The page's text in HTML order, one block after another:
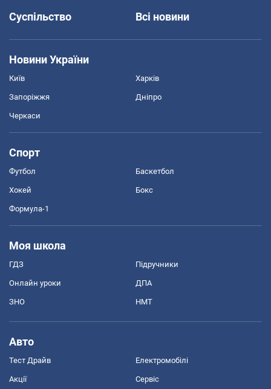
Суспільство
Всі новини
Новини України
Київ Харків
Запоріжжя Дніпро
Черкаси
Спорт
Футбол Баскетбол
Хокей Бокс
Формула-1
Моя школа
ГДЗ Підручники
Онлайн уроки ДПА
ЗНО НМТ
Авто
Тест Драйв Електромобілі
Акції Сервіс